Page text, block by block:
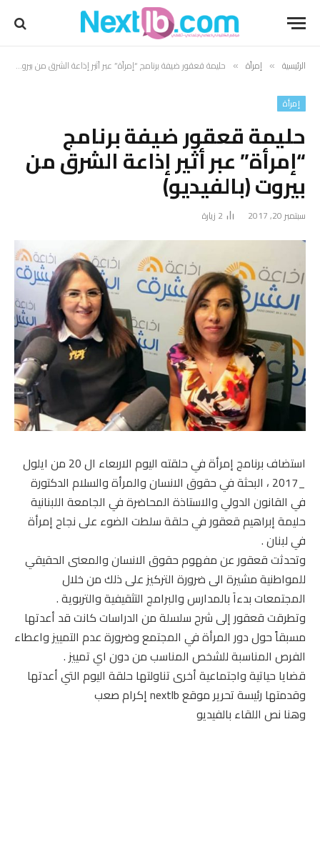
الرئيسية » إمرأة » حليمة قعقور ضيفة برنامج “إمرأة” عبر أثير إذاعة الشرق من بيروت (بالفيديو)
إمرأة
حليمة قعقور ضيفة برنامج
“إمرأة” عبر أثير إذاعة الشرق من
بيروت (بالفيديو)
سبتمبر 20, 2017 2 زيارة
استضاف برنامج إمرأة في حلقته اليوم الاربعاء ال 20 من ايلول
_2017 ، البحثة في حقوق الانسان والمرأة والسلام الدكتورة
في القانون الدولي والاستاذة المحاضرة في الجامعة اللبنانية
حليمة إبراهيم قعقور في حلقة سلطت الضوء على نجاح إمرأة
في لبنان .
وتحدثت قعقور عن مفهوم حقوق الانسان والمعنى الحقيقي
للمواطنية مشيرة الى ضرورة التركيز على ذلك من خلال
المجتمعات بدءاَ بالمدارس والبرامج التثقيفية والتربوية .
وتطرقت قعقور إلى شرح سلسلة من الدراسات كانت قد أعدتها
مسبقاً حول دور المرأة في المجتمع وضرورة عدم التمييز واعطاء
الفرص المناسبة للشخص المناسب من دون اي تمييز .
قضايا حياتية واجتماعية أخرى تناولتها حلقة اليوم التي أعدتها
وقدمتها رئيسة تحرير موقع nextlb إكرام صعب
وهنا نص اللقاء بالفيديو